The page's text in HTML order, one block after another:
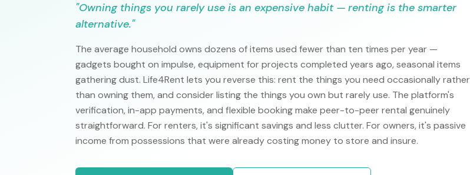
"Owning things you rarely use is an expensive habit — renting is the smarter
alternative."
The average household owns dozens of items used fewer than ten times per year —
gadgets bought on impulse, equipment for projects completed years ago, seasonal items
gathering dust. Life4Rent lets you reverse this: rent the things you need occasionally rather
than owning them, and consider listing the things you own but rarely use. The platform's
verification, in-app payments, and flexible booking make peer-to-peer rental genuinely
straightforward. For renters, it's significant savings and less clutter. For owners, it's passive
income from possessions that were already costing money to store and insure.